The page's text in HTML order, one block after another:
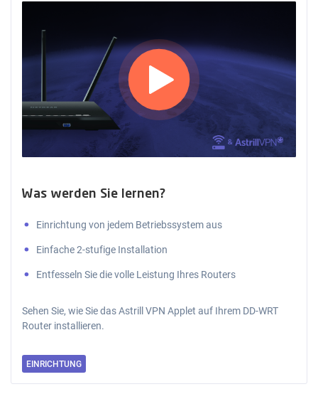
Was werden Sie lernen?
Einrichtung von jedem Betriebssystem aus
Einfache 2-stufige Installation
Entfesseln Sie die volle Leistung Ihres Routers
Sehen Sie, wie Sie das Astrill VPN Applet auf Ihrem DD-WRT
Router installieren.
EINRICHTUNG